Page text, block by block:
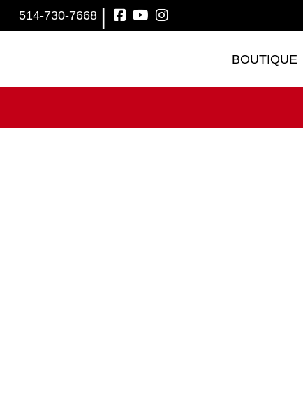
514-730-7668 |
BOUTIQUE